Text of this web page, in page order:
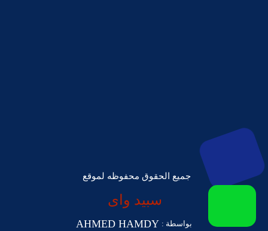
جميع الحقوق محفوظه لموقع
سبيد واى
بواسطة : AHMED HAMDY